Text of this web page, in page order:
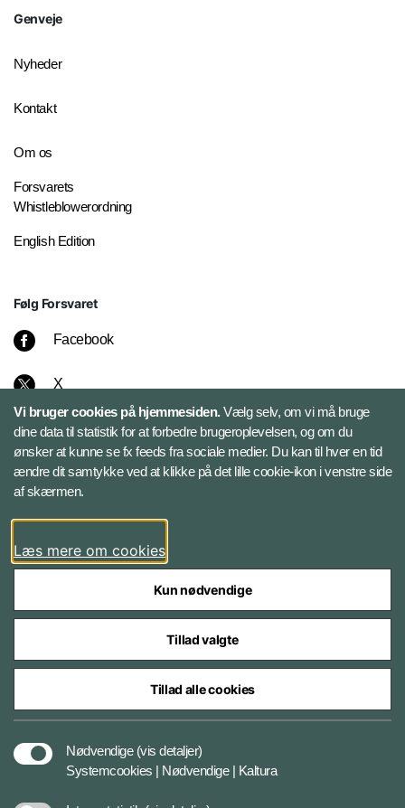
Genveje
Nyheder
Kontakt
Om os
Forsvarets
Whistleblowerordning
English Edition
Følg Forsvaret
Facebook
X
Instagram
Bluesky
LinkedIn
Styrelser og myndigheder under Forsvarsministeriet
Vi bruger cookies på hjemmesiden.Vælg selv, om vi må bruge
dine data til statistik for at forbedre brugeroplevelsen, og om du
ønsker at kunne se fx feeds fra sociale medier. Du kan til hver en tid
ændre dit samtykke ved at klikke på det lille cookie-ikon i venstre side
af skærmen.
Læs mere om cookies
Kun nødvendige
Tillad valgte
Tillad alle cookies
Nødvendige (vis detaljer)
Systemcookies | Nødvendige | Kaltura